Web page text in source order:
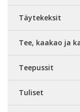
Täytekeksit
Tee, kaakao ja
Teepussit
Tuliset